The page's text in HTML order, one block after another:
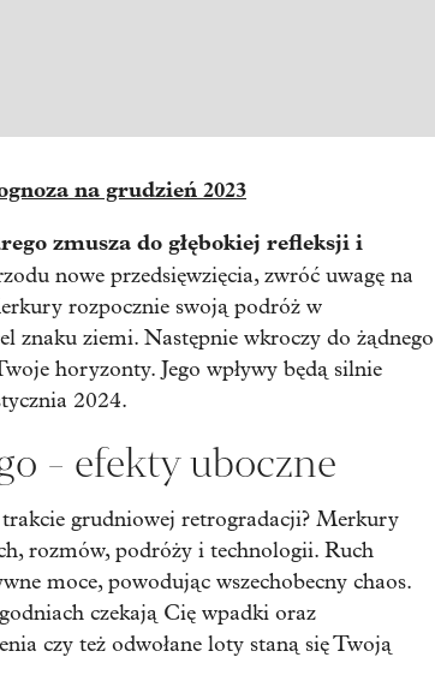
na grudzień 2023
zmusza do głębokiej refleksji i
nowe przedsięwzięcia, zwróć uwagę na
rozpocznie swoją podróż w
znaku ziemi. Następnie wkroczy do żądnego
horyzonty. Jego wpływy będą silnie
2024.
- efekty uboczne
trakcie grudniowej retrogradacji? Merkury
rozmów, podróży i technologii. Ruch
moce, powodując wszechobecny chaos.
czekają Cię wpadki oraz
czy też odwołane loty staną się Twoją